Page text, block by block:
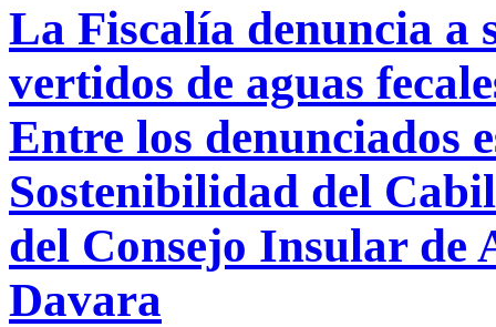
La Fiscalía denuncia a
vertidos de aguas
Entre los denunciados
Sostenibilidad del
del Consejo Insular de
Davara